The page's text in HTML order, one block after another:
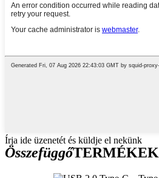
Írja ide üzenetét és küldje el nekünk
ÖsszefüggőTERMÉKEK